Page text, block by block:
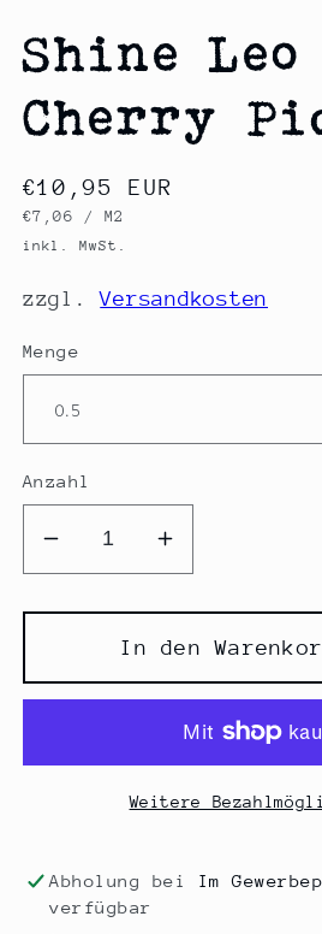
Shine Leo
Cherry
Normaler
Preis
€10,95 EUR
GRUNDPREIS
€7,06 / PRO
M2
inkl. MwSt.
zzgl.Versandkosten
Menge
Anzahl
Verringere
die
Menge
Shine
Leo
Cherry
Picking
Erhöhe
die
Menge
für
Shine
Leo
by
Cherry
Picking
In den
Weitere
Abholung bei Im
verfügbar